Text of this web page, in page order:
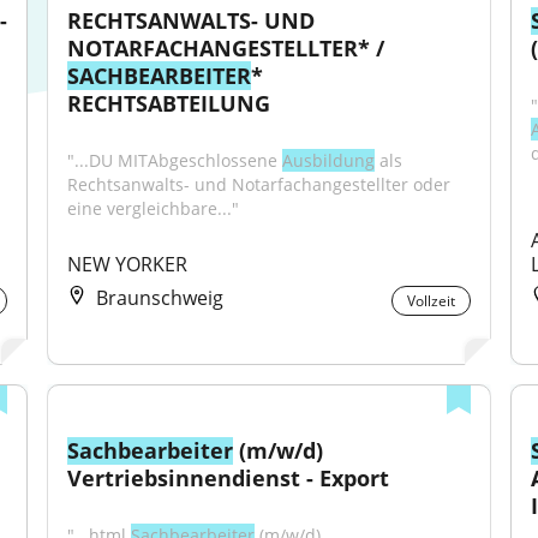
RECHTSANWALTS- UND
NOTARFACHANGESTELLTER* /
SACHBEARBEITER*
RECHTSABTEILUNG
"...DU MITAbgeschlossene Ausbildung als
Rechtsanwalts- und Notarfachangestellter oder
eine vergleichbare..."
NEW YORKER
Braunschweig
Vollzeit
Sachbearbeiter (m/w/d)
Vertriebsinnendienst - Export